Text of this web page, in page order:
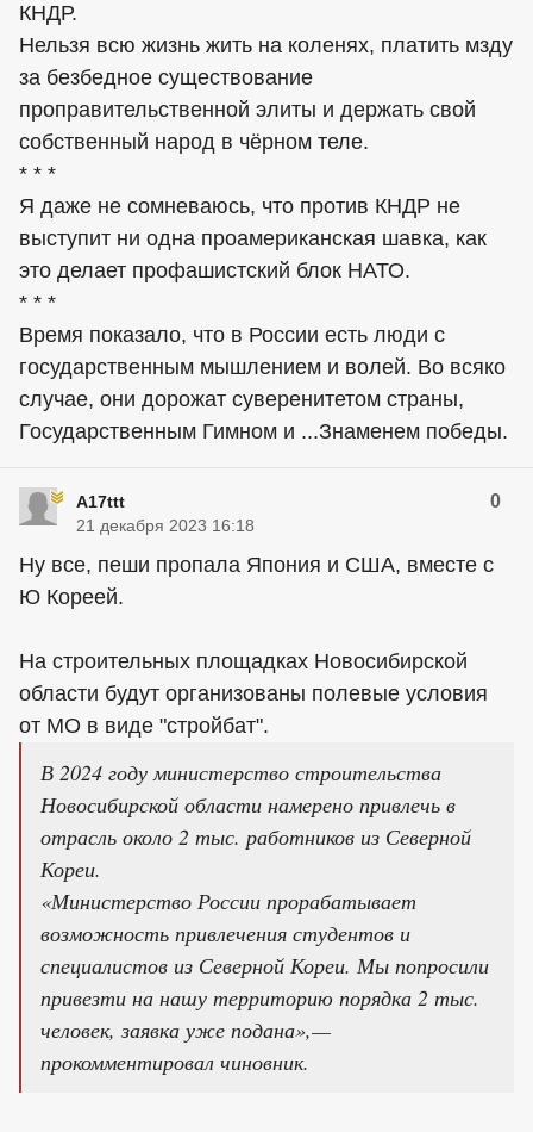
КНДР.
Нельзя всю жизнь жить на коленях, платить мзду
за безбедное существование
проправительственной элиты и держать свой
собственный народ в чёрном теле.
* * *
Я даже не сомневаюсь, что против КНДР не
выступит ни одна проамериканская шавка, как
это делает профашистский блок НАТО.
* * *
Время показало, что в России есть люди с
государственным мышлением и волей. Во всяко
случае, они дорожат суверенитетом страны,
Государственным Гимном и ...Знаменем победы.
A17ttt 0
21 декабря 2023 16:18
Ну все, пеши пропала Япония и США, вместе с
Ю Кореей.
На строительных площадках Новосибирской
области будут организованы полевые условия
от МО в виде "стройбат".
В 2024 году министерство строительства
Новосибирской области намерено привлечь в
отрасль около 2 тыс. работников из Северной
Кореи.
«Министерство России прорабатывает
возможность привлечения студентов и
специалистов из Северной Кореи. Мы попросили
привезти на нашу территорию порядка 2 тыс.
человек, заявка уже подана»,—
прокомментировал чиновник.